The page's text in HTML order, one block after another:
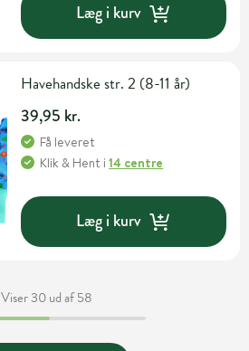
Læg i kurv
Havehandske str. 2 (8-11 år)
39,95 kr.
Få leveret
Klik & Hent i14 centre
Læg i kurv
Viser 30 ud af 58